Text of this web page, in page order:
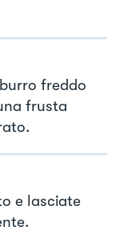
freddo
frusta
e lasciate